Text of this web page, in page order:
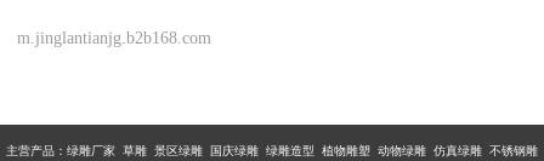
m.jinglantianjg.b2b168.com
主营产品： 绿雕厂家 草雕 景区绿雕 国庆绿雕 绿雕造型 植物雕塑 动物绿雕 仿真绿雕 不锈钢雕